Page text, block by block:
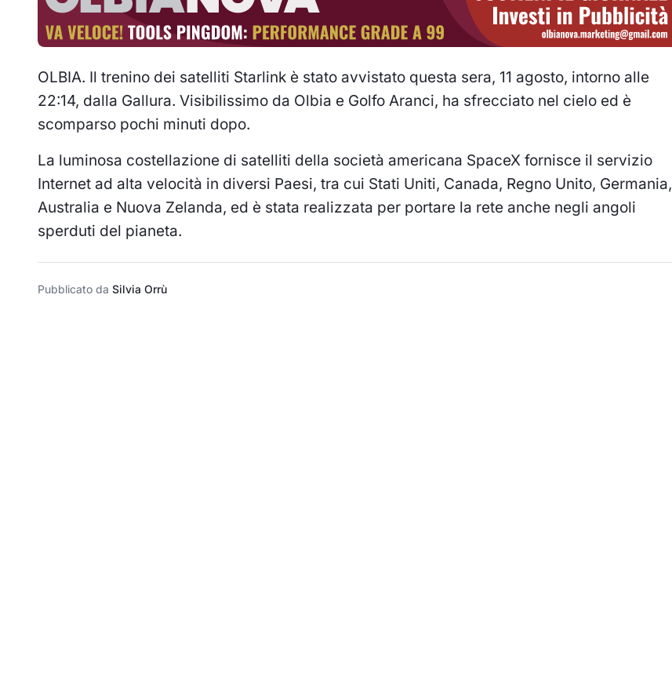
OLBIA. Il trenino dei satelliti Starlink è stato avvistato questa sera, 11 agosto, intorno alle
22:14, dalla Gallura. Visibilissimo da Olbia e Golfo Aranci, ha sfrecciato nel cielo ed è
scomparso pochi minuti dopo.
La luminosa costellazione di satelliti della società americana SpaceX fornisce il servizio
Internet ad alta velocità in diversi Paesi, tra cui Stati Uniti, Canada, Regno Unito, Germania,
Australia e Nuova Zelanda, ed è stata realizzata per portare la rete anche negli angoli
sperduti del pianeta.
Pubblicato da Silvia Orrù